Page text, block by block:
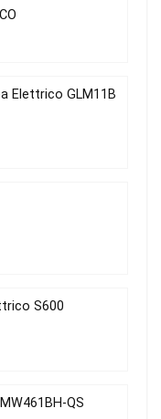
Elettrico GLM11B
S600
QS